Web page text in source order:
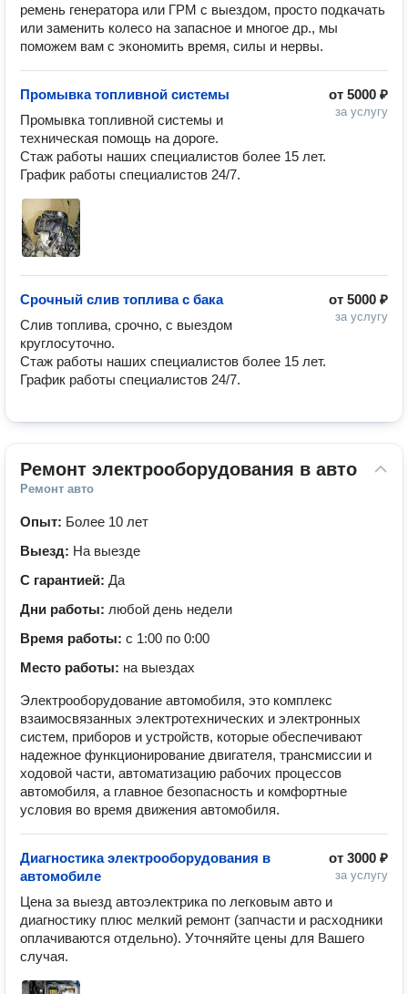
ремень генератора или ГРМ с выездом, просто подкачать
или заменить колесо на запасное и многое др., мы
поможем вам с экономить время, силы и нервы.
от 5000 ₽
за услугу
Промывка топливной системы
Промывка топливной системы и
техническая помощь на дороге.
Стаж работы наших специалистов более 15 лет.
График работы специалистов 24/7.
от 5000 ₽
за услугу
Срочный слив топлива с бака
Слив топлива, срочно, с выездом
круглосуточно.
Стаж работы наших специалистов более 15 лет.
График работы специалистов 24/7.
Ремонт электрооборудования в авто
Ремонт авто
Опыт: Более 10 лет
Выезд: На выезде
С гарантией: Да
Дни работы: любой день недели
Время работы: с 1:00 по 0:00
Место работы: на выездах
Электрооборудование автомобиля, это комплекс
взаимосвязанных электротехнических и электронных
систем, приборов и устройств, которые обеспечивают
надежное функционирование двигателя, трансмиссии и
ходовой части, автоматизацию рабочих процессов
автомобиля, а главное безопасность и комфортные
условия во время движения автомобиля.
от 3000 ₽
за услугу
Диагностика электрооборудования в
автомобиле
Цена за выезд автоэлектрика по легковым авто и
диагностику плюс мелкий ремонт (запчасти и расходники
оплачиваются отдельно). Уточняйте цены для Вашего